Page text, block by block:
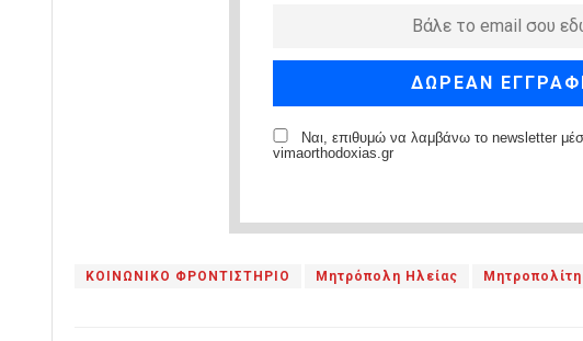
Ναι, επιθυμώ να λαμβάνω το newsletter
vimaorthodoxias.gr
ΚΟΙΝΩΝΙΚΟ ΦΡΟΝΤΙΣΤΗΡΙΟ Μητρόπολη Ηλείας